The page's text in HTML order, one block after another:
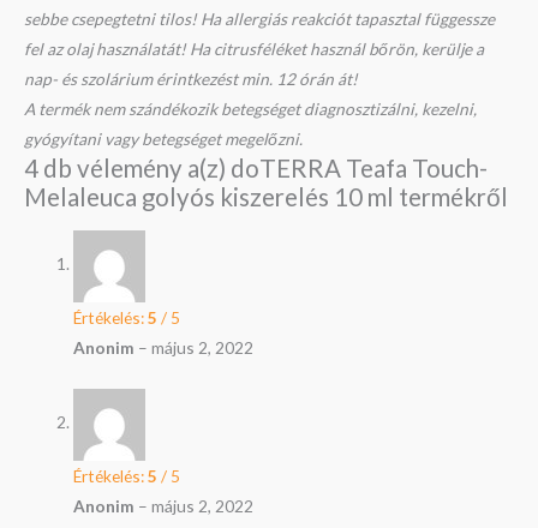
sebbe csepegtetni tilos! Ha allergiás reakciót tapasztal függessze
fel az olaj használatát! Ha citrusféléket használ bőrön, kerülje a
nap- és szolárium érintkezést min. 12 órán át!
A termék nem szándékozik betegséget diagnosztizálni, kezelni,
gyógyítani vagy betegséget megelőzni.
4 db vélemény a(z) doTERRA Teafa Touch-
Melaleuca golyós kiszerelés 10 ml termékről
Értékelés:5 / 5
Anonim – május 2, 2022
Értékelés:5 / 5
Anonim – május 2, 2022